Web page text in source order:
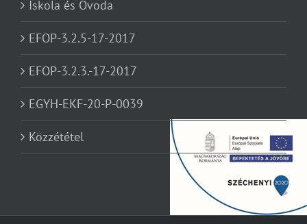
Iskola és Óvoda
EFOP-3.2.5-17-2017
EFOP-3.2.3.-17-2017
EGYH-EKF-20-P-0039
Közzététel